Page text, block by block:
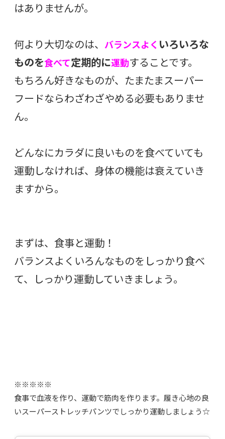
はありませんが。
何より大切なのは、 バランスよく いろいろな
ものを食べて定期的に運動することです。
もちろん好きなものが、たまたまスーパー
フードならわざわざやめる必要もありませ
ん。
どんなにカラダに良いものを食べていても
運動しなければ、身体の機能は衰えていき
ますから。
まずは、食事と運動！
バランスよくいろんなものをしっかり食べ
て、しっかり運動していきましょう。
※※※※※
食事で血液を作り、運動で筋肉を作ります。履き心地の良
いスーパーストレッチパンツでしっかり運動しましょう☆